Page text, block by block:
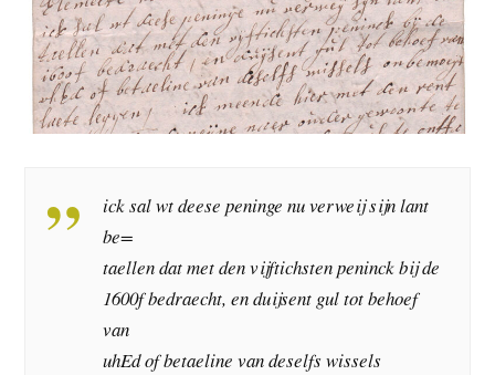
ick sal wt deese peninge nu verweij sijn lant
be=
taellen dat met den vijftichsten peninck bij de
1600f bedraecht, en duijsent gul tot behoef
van
uhEd of betaeline van deselfs wissels